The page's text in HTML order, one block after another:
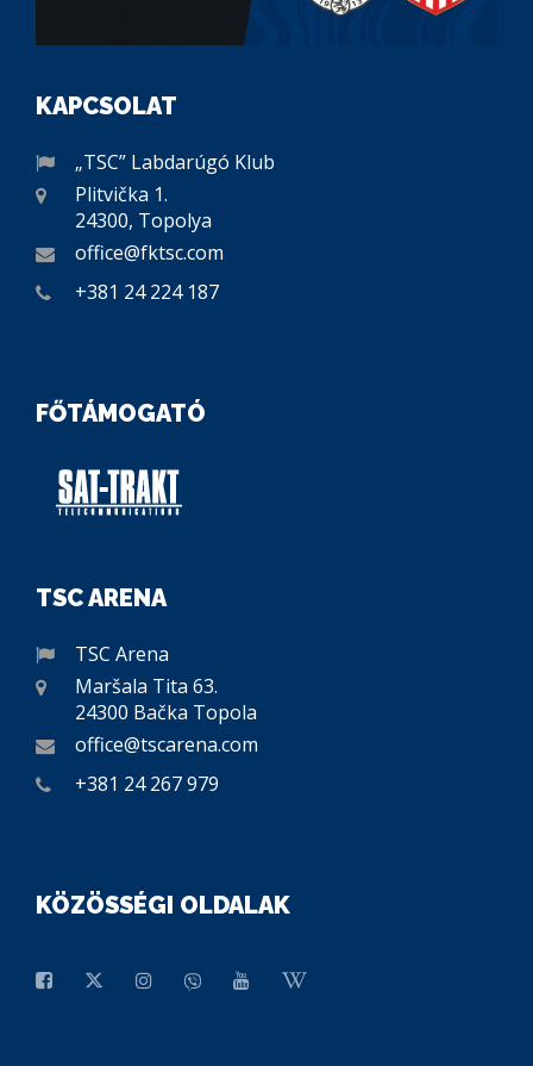
KAPCSOLAT
„TSC” Labdarúgó Klub
Plitvička 1.
24300, Topolya
office@fktsc.com
+381 24 224 187
FŐTÁMOGATÓ
TSC ARENA
TSC Arena
Maršala Tita 63.
24300 Bačka Topola
office@tscarena.com
+381 24 267 979
KÖZÖSSÉGI OLDALAK